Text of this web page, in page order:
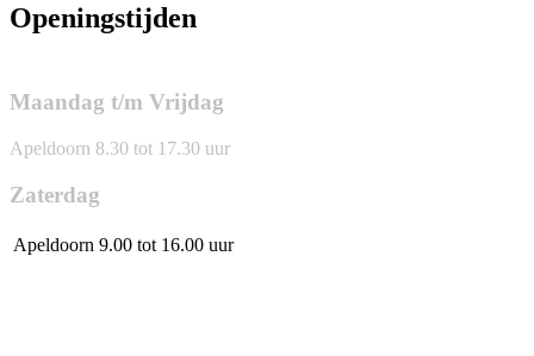
Openingstijden
Maandag t/m Vrijdag
Apeldoorn 8.30 tot 17.30 uur
Zaterdag
Apeldoorn 9.00 tot 16.00 uur